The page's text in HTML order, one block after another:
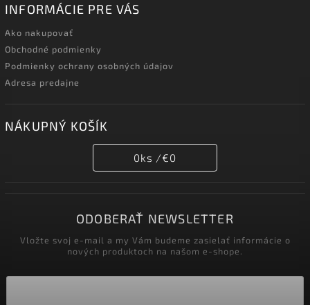
INFORMÁCIE PRE VÁS
Ako nakupovať
Obchodné podmienky
Podmienky ochrany osobných údajov
Adresa predajne
NÁKUPNÝ KOŠÍK
0ks /€0
ODOBERAŤ NEWSLETTER
Vložte svoj e-mail a my Vám budeme zasielať informácie o
nových produktoch na našom e-shope.